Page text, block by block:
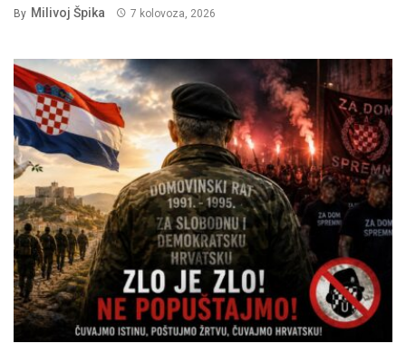
By Milivoj Špika 7 kolovoza, 2026